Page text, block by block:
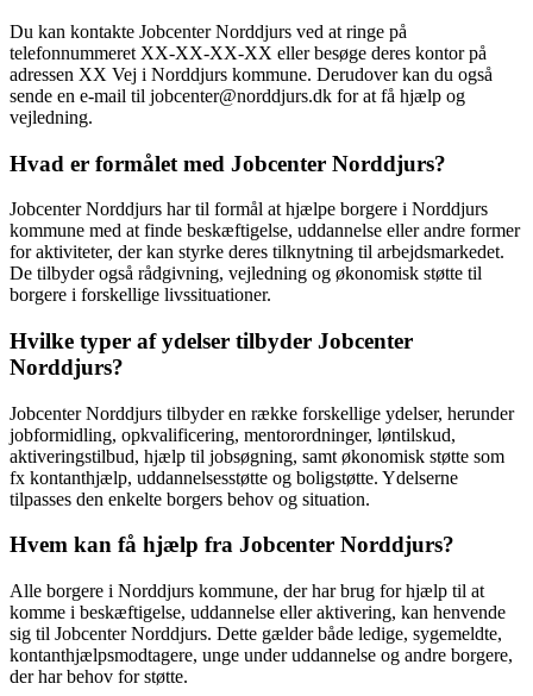
Du kan kontakte Jobcenter Norddjurs ved at ringe på
telefonnummeret XX-XX-XX-XX eller besøge deres kontor på
adressen XX Vej i Norddjurs kommune. Derudover kan du også
sende en e-mail til jobcenter@norddjurs.dk for at få hjælp og
vejledning.
Hvad er formålet med Jobcenter Norddjurs?
Jobcenter Norddjurs har til formål at hjælpe borgere i Norddjurs
kommune med at finde beskæftigelse, uddannelse eller andre former
for aktiviteter, der kan styrke deres tilknytning til arbejdsmarkedet.
De tilbyder også rådgivning, vejledning og økonomisk støtte til
borgere i forskellige livssituationer.
Hvilke typer af ydelser tilbyder Jobcenter
Norddjurs?
Jobcenter Norddjurs tilbyder en række forskellige ydelser, herunder
jobformidling, opkvalificering, mentorordninger, løntilskud,
aktiveringstilbud, hjælp til jobsøgning, samt økonomisk støtte som
fx kontanthjælp, uddannelsesstøtte og boligstøtte. Ydelserne
tilpasses den enkelte borgers behov og situation.
Hvem kan få hjælp fra Jobcenter Norddjurs?
Alle borgere i Norddjurs kommune, der har brug for hjælp til at
komme i beskæftigelse, uddannelse eller aktivering, kan henvende
sig til Jobcenter Norddjurs. Dette gælder både ledige, sygemeldte,
kontanthjælpsmodtagere, unge under uddannelse og andre borgere,
der har behov for støtte.